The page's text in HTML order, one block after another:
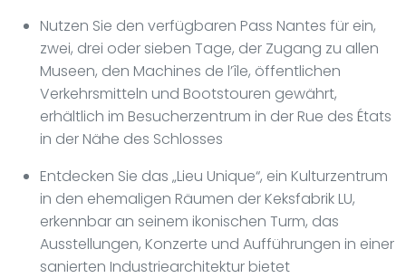
Nutzen Sie den verfügbaren Pass Nantes für ein,
zwei, drei oder sieben Tage, der Zugang zu allen
Museen, den Machines de l’île, öffentlichen
Verkehrsmitteln und Bootstouren gewährt,
erhältlich im Besucherzentrum in der Rue des États
in der Nähe des Schlosses
Entdecken Sie das „Lieu Unique“, ein Kulturzentrum
in den ehemaligen Räumen der Keksfabrik LU,
erkennbar an seinem ikonischen Turm, das
Ausstellungen, Konzerte und Aufführungen in einer
sanierten Industriearchitektur bietet